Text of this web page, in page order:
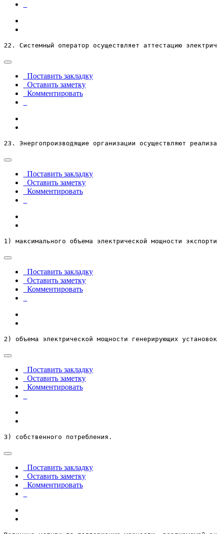
22. Системный оператор осуществляет аттестацию
Поставить закладку
Оставить заметку
Комментировать
23. Энергопроизводящие организации осуществляют
Поставить закладку
Оставить заметку
Комментировать
1) максимального объема электрической мощности
Поставить закладку
Оставить заметку
Комментировать
2) объема электрической мощности генерирующих
Поставить закладку
Оставить заметку
Комментировать
3) собственного потребления.
Поставить закладку
Оставить заметку
Комментировать